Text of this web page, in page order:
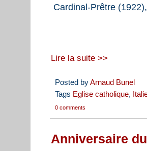
Cardinal-Prêtre
Lire la suite >>
Posted byArnaud Bunel
Tags Eglise catholique,
0 comments
Anniversaire